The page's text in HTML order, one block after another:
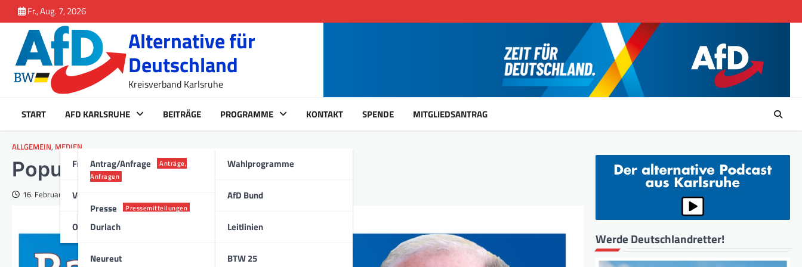
springen
to
content
Fr., Aug. 7, 2026
Alternative für
Deutschland
Kreisverband Karlsruhe
START AFD KARLSRUHE
Fraktion Karlsruhe
Antrag/Anfrage
Anträge,
Anfragen
Presse Pressemitteilungen
Vorstand
Ortsverband
Durlach
Neureut
BEITRÄGE PROGRAMME
Wahlprogramme
AfD Bund
Leitlinien
BTW 25
KONTAKT SPENDE MITGLIEDSANTRAG
ALLGEMEIN, MEDIEN
Populistischer Aschermittwoch
16. Februar 2024
Werde Deutschlandretter!